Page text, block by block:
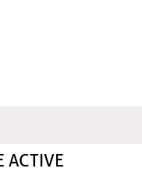
ACTIVE